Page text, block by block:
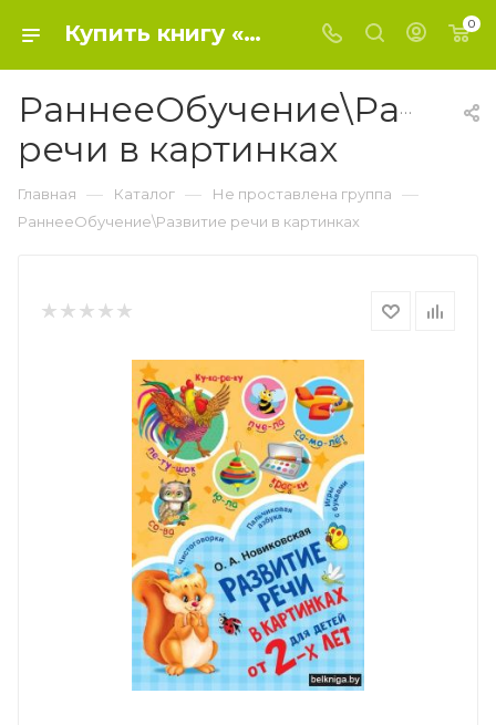
Купить книгу «РаннееОбучение\Развитие речи в картинках» 2020, Новиковская О.А. - Не проставлена группа 0
речи в картинках
Главная — Каталог — Не проставлена группа —
РаннееОбучение\Развитие речи в картинках